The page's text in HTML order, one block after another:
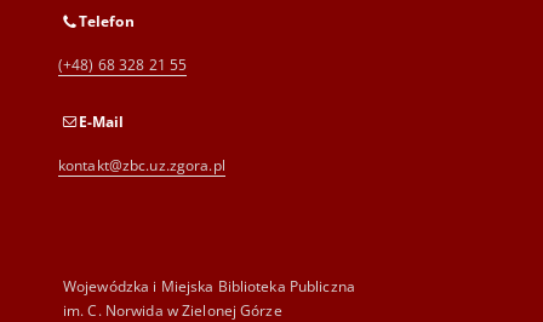
Telefon
(+48) 68 328 21 55
E-Mail
kontakt@zbc.uz.zgora.pl
Wojewódzka i Miejska Biblioteka Publiczna
im. C. Norwida w Zielonej Górze